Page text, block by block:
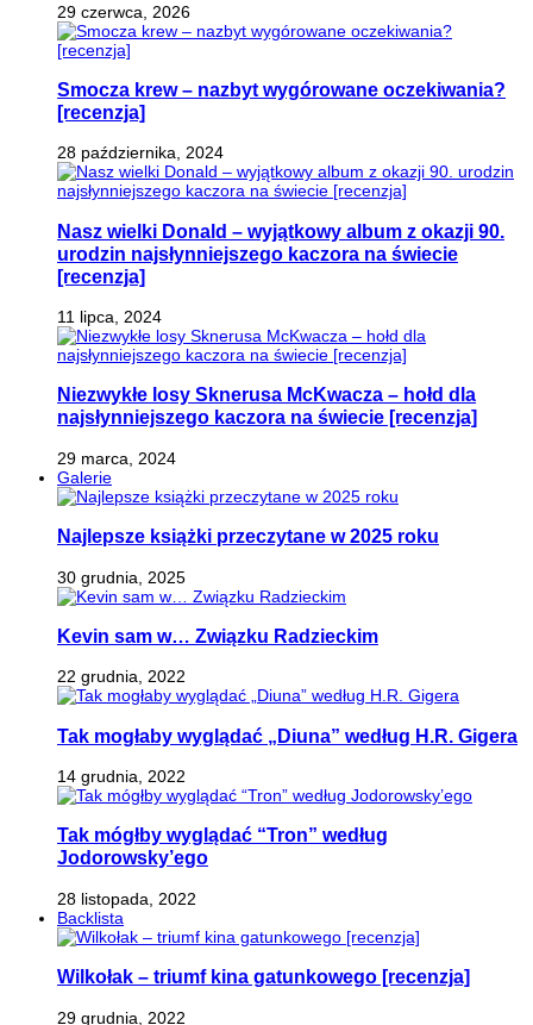
29 czerwca, 2026
Smocza krew – nazbyt wygórowane oczekiwania?
[recenzja]
28 października, 2024
Nasz wielki Donald – wyjątkowy album z okazji 90.
urodzin najsłynniejszego kaczora na świecie
[recenzja]
11 lipca, 2024
Niezwykłe losy Sknerusa McKwacza – hołd dla
najsłynniejszego kaczora na świecie [recenzja]
29 marca, 2024
Galerie
Najlepsze książki przeczytane w 2025 roku
30 grudnia, 2025
Kevin sam w… Związku Radzieckim
22 grudnia, 2022
Tak mogłaby wyglądać „Diuna” według H.R. Gigera
14 grudnia, 2022
Tak mógłby wyglądać “Tron” według
Jodorowsky’ego
28 listopada, 2022
Backlista
Wilkołak – triumf kina gatunkowego [recenzja]
29 grudnia, 2022